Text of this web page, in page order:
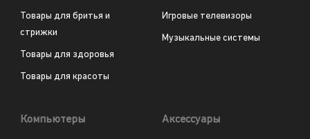
Товары для бритья и
стрижки
Товары для здоровья
Товары для красоты
Игровые телевизоры
Музыкальные системы
Компьютеры Аксессуары